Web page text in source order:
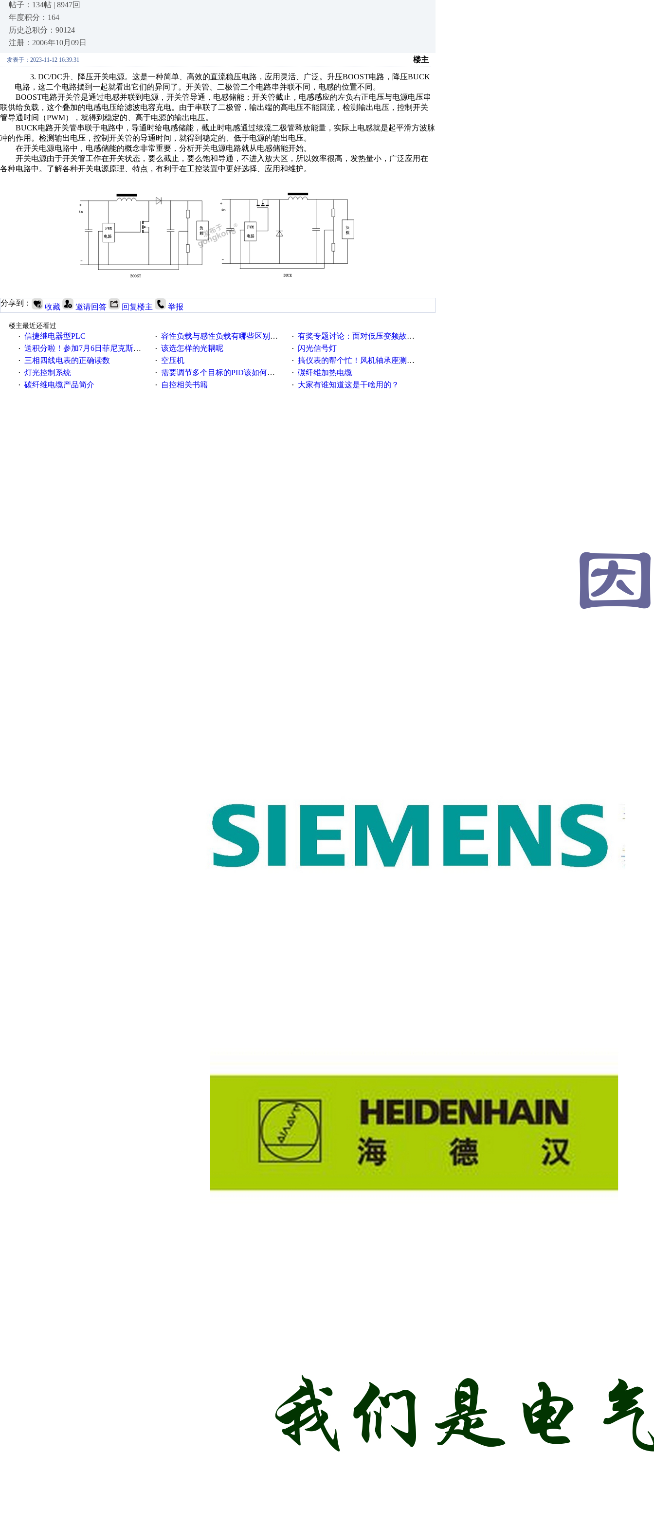
帖子：134帖 | 8947回
年度积分：164
历史总积分：90124
注册：2006年10月09日
发表于：2023-11-12 16:39:31 楼主
3. DC/DC升、降压开关电源。这是一种简单、高效的直流稳压电路，应用灵活、广泛。升压BOOST电路，降压BUCK
电路，这二个电路摆到一起就看出它们的异同了。 开关管、二极管二个电路串并联不同，电感的位置不同。
BOOST电路开关管是通过电感并联到电源，开关管导通，电感储能；开关管截止，电感感应的左负右正电压与电源电压串
联供给负载，这个叠加的电感电压给滤波电容充电。由于串联了二极管，输出端的高电压不能回流，检测输出电压，控制开关
管导通时间（PWM），就得到稳定的
高于电源的输出电压。
BUCK电路开关管串联于电路中，导通时给电感储能，截止时电感通过续流二极管释放能量，实际上电感就是起平滑方波脉
冲的作用。检测输出电压，控制开关管的导通时间，就得到稳定的、低于电源的输出电压。
在开关电源电路中，电感储能的概念非常重要，分析开关电源电路就从电感储能开始。
开关电源由于开关管工作在开关状态，要么截止，要么饱和导通，不进入放大区，所以效率很高，发热量小，广泛应用在
各种电路中。了解各种开关电源原理、特点，有利于在工控装置中更好选择、应用和维护。
分享到： 收藏 邀请回答 回复楼主 举报
楼主最近还看过
· 信捷继电器型PLC · 容性负载与感性负载有哪些区别？？？ · 有奖专题讨论：面对低压变频故障，老手是这样解决的！
· 送积分啦！参加7月6日菲尼克斯在线研讨会即得 · 该选怎样的光耦呢 · 闪光信号灯
· 三相四线电表的正确读数 · 空压机 · 搞仪表的帮个忙！风机轴承座测振！
· 灯光控制系统 · 需要调节多个目标的PID该如何控制呢 · 碳纤维加热电缆
· 碳纤维电缆产品简介 · 自控相关书籍 · 大家有谁知道这是干啥用的？